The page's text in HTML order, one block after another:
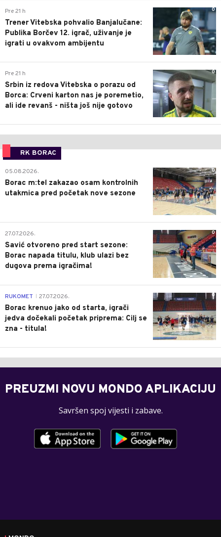
0
Pre 21 h
Trener Vitebska pohvalio Banjalučane:
Publika Borčev 12. igrač, uživanje je
igrati u ovakvom ambijentu
0
Pre 21 h
Srbin iz redova Vitebska o porazu od
Borca: Crveni karton nas je poremetio,
ali ide revanš - ništa još nije gotovo
RK BORAC
0
05.08.2026.
Borac m:tel zakazao osam kontrolnih
utakmica pred početak nove sezone
0
27.07.2026.
Savić otvoreno pred start sezone:
Borac napada titulu, klub ulazi bez
dugova prema igračima!
0
RUKOMET 27.07.2026.
Borac krenuo jako od starta, igrači
jedva dočekali početak priprema: Cilj se
zna - titula!
PREUZMI NOVU MONDO APLIKACIJU
Savršen spoj vijesti i zabave.